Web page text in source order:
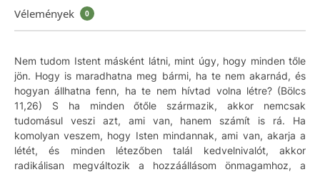
Vélemények 0
Nem tudom Istent másként látni, mint úgy, hogy minden tőle
jön. Hogy is maradhatna meg bármi, ha te nem akarnád, és
hogyan állhatna fenn, ha te nem hívtad volna létre? (Bölcs
11,26) S ha minden őtőle származik, akkor nemcsak
tudomásul veszi azt, ami van, hanem számít is rá. Ha
komolyan veszem, hogy Isten mindannak, ami van, akarja a
létét, és minden létezőben talál kedvelnivalót, akkor
radikálisan megváltozik a hozzáállásom önmagamhoz, a